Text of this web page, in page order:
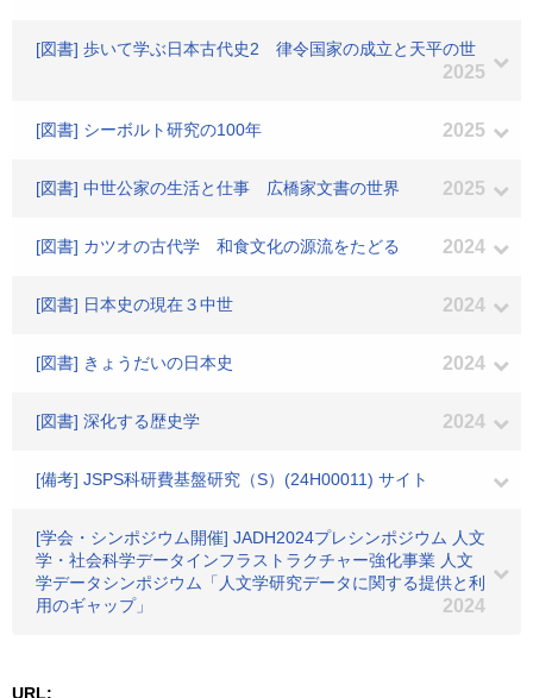
[図書] 歩いて学ぶ日本古代史2 律令国家の成立と天平の世
2025
[図書] シーボルト研究の100年 2025
[図書] 中世公家の生活と仕事 広橋家文書の世界 2025
[図書] カツオの古代学 和食文化の源流をたどる 2024
[図書] 日本史の現在３中世 2024
[図書] きょうだいの日本史 2024
[図書] 深化する歴史学 2024
[備考] JSPS科研費基盤研究（S）(24H00011) サイト
[学会・シンポジウム開催] JADH2024プレシンポジウム 人文
学・社会科学データインフラストラクチャー強化事業 人文
学データシンポジウム「人文学研究データに関する提供と利
用のギャップ」
2024
URL: